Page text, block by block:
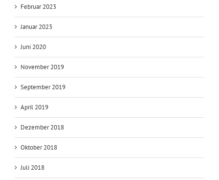
Februar 2023
Januar 2023
Juni 2020
November 2019
September 2019
April 2019
Dezember 2018
Oktober 2018
Juli 2018